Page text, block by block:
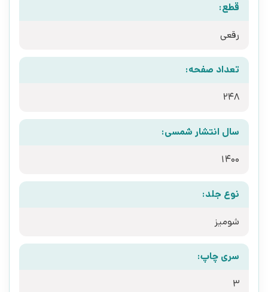
قطع:
رقعی
تعداد صفحه:
248
سال انتشار شمسی:
1400
نوع جلد:
شومیز
سری چاپ:
3